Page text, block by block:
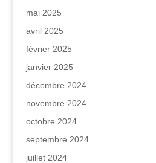
mai 2025
avril 2025
février 2025
janvier 2025
décembre 2024
novembre 2024
octobre 2024
septembre 2024
juillet 2024